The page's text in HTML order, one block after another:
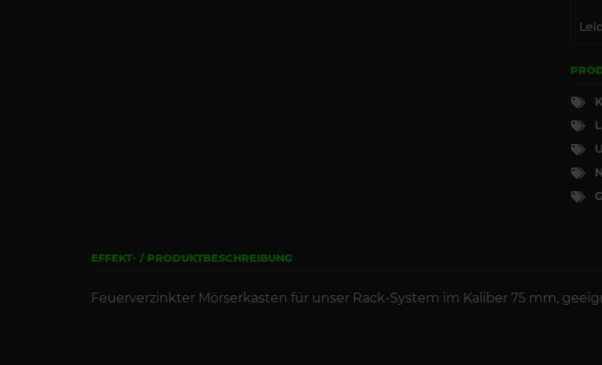
EFFEKT- / PRODUKTBESCHREIBUNG
Feuerverzinkter Mörserkasten für unser Rack-System im Kaliber 75 mm,